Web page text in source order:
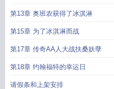
第13章 奥班农获得了冰淇淋
第15章 为了冰淇淋而战
第17章 传奇AA人大战扶桑妖孽
第18章 约翰福特的幸运日
请假条和上架安排